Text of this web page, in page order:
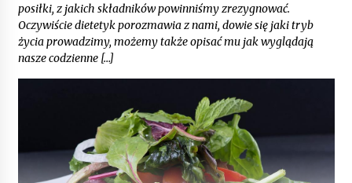
posiłki, z jakich składników powinniśmy zrezygnować.
Oczywiście dietetyk porozmawia z nami, dowie się jaki tryb
życia prowadzimy, możemy także opisać mu jak wyglądają
nasze codzienne […]